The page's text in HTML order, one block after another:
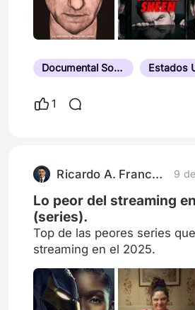
Documental Sobre Crímenes Reales
1
Ricardo A. Franco Farías 9
Lo peor del streaming
(series).
Top de las peores series
streaming en el 2025.